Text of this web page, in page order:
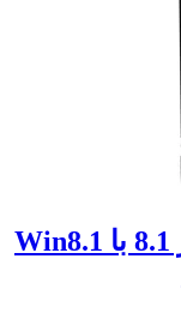
تبدیل ظاهر ویندوز 7 به ویندوز 8.1 با Win8.1